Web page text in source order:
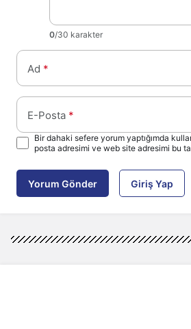
0/30 karakter
Ad *
E-Posta *
Bir dahaki sefere yorum yaptığımda
posta adresimi ve web site adresimi bu
Yorum Gönder Giriş Yap